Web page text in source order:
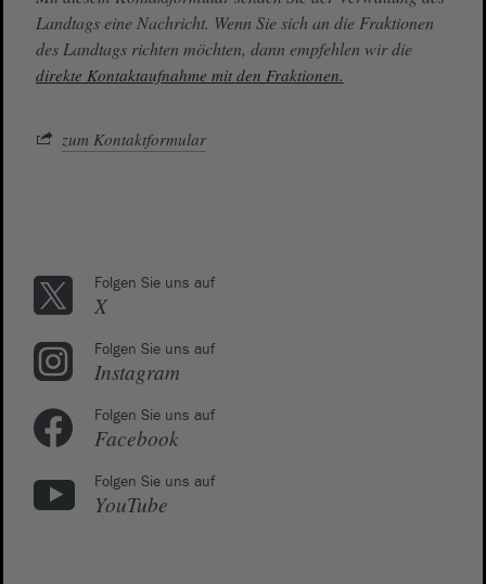
Landtags eine Nachricht. Wenn Sie sich an die Fraktionen
des Landtags richten möchten, dann empfehlen wir die
direkte Kontaktaufnahme mit den Fraktionen.
zum Kontaktformular
Folgen Sie uns auf
X
Folgen Sie uns auf
Instagram
Folgen Sie uns auf
Facebook
Folgen Sie uns auf
YouTube